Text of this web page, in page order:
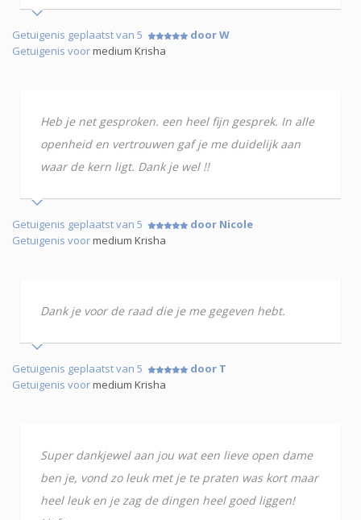
Getuigenis geplaatst van 5
door W
Getuigenis voormedium Krisha
Heb je net gesproken. een heel fijn gesprek. In alle
openheid en vertrouwen gaf je me duidelijk aan
waar de kern ligt. Dank je wel !!
Getuigenis geplaatst van 5
door Nicole
Getuigenis voormedium Krisha
Dank je voor de raad die je me gegeven hebt.
Getuigenis geplaatst van 5
door T
Getuigenis voormedium Krisha
Super dankjewel aan jou wat een lieve open dame
ben je, vond zo leuk met je te praten was kort maar
heel leuk en je zag de dingen heel goed liggen!